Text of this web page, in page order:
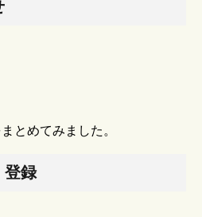
とめてみました。
登録